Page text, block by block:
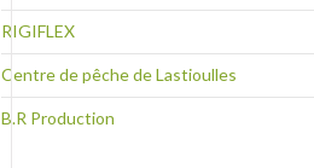
RIGIFLEX
Centre de pêche de Lastioulles
B.R Production